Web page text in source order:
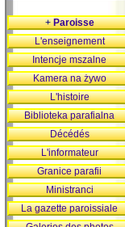
+Paroisse
L'enseignement
Intencje mszalne
Kamera na żywo
L'histoire
Biblioteka parafialna
Décédés
L'informateur
Granice parafii
Ministranci
La gazette paroissiale